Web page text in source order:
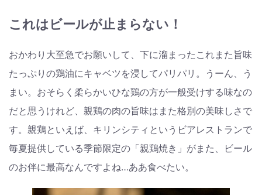
これはビールが止まらない！
おかわり大至急でお願いして、下に溜まったこれまた旨味
たっぷりの鶏油にキャベツを浸してパリパリ。うーん、う
まい。おそらく柔らかいひな鶏の方が一般受けする味なの
だと思うけれど、親鶏の肉の旨味はまた格別の美味しさで
す。親鶏といえば、キリンシティというビアレストランで
毎夏提供している季節限定の「親鶏焼き」がまた、ビール
のお伴に最高なんですよね…ああ食べたい。